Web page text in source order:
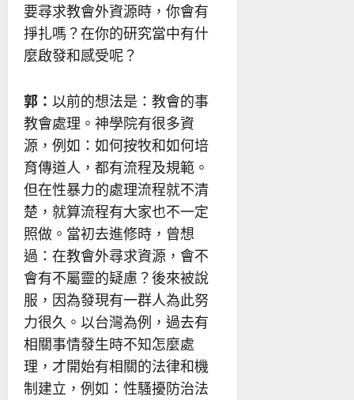
要尋求教會外資源時，你會有
掙扎嗎？在你的研究當中有什
麼啟發和感受呢？
郭： 以前的想法是：教會的事
教會處理。神學院有很多資
源，例如：如何按牧和如何培
育傳道人，都有流程及規範。
但在性暴力的處理流程就不清
楚，就算流程有大家也不一定
照做。當初去進修時，曾想
過：在教會外尋求資源，會不
會有不屬靈的疑慮？後來被說
服，因為發現有一群人為此努
力很久。以台灣為例，過去有
相關事情發生時不知怎麼處
理，才開始有相關的法律和機
制建立，例如：性騷擾防治法